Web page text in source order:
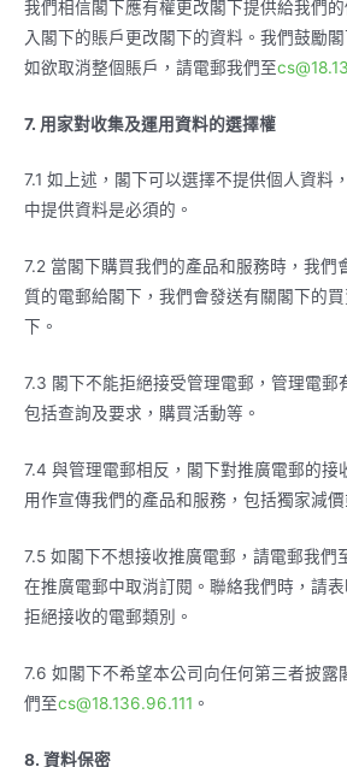
我們相信閣下應有權更改閣下提供給我們
入閣下的賬戶更改閣下的資料。我們鼓勵
如欲取消整個賬戶，請電郵我們至
7. 用家對收集及運用資料的選擇權
7.1 如上述，閣下可以選擇不提供個人資料
中提供資料是必須的。
7.2 當閣下購買我們的產品和服務時，我們
質的電郵給閣下，我們會發送有關閣下的
下。
7.3 閣下不能拒絕接受管理電郵，管理電郵
包括查詢及要求，購買活動等。
7.4 與管理電郵相反，閣下對推廣電郵的接
用作宣傳我們的產品和服務，包括獨家減價
7.5 如閣下不想接收推廣電郵，請電郵我們
在推廣電郵中取消訂閱。聯絡我們時，請
拒絕接收的電郵類別。
7.6 如閣下不希望本公司向任何第三者披露
們至cs@18.136.96.111 。
8. 資料保密